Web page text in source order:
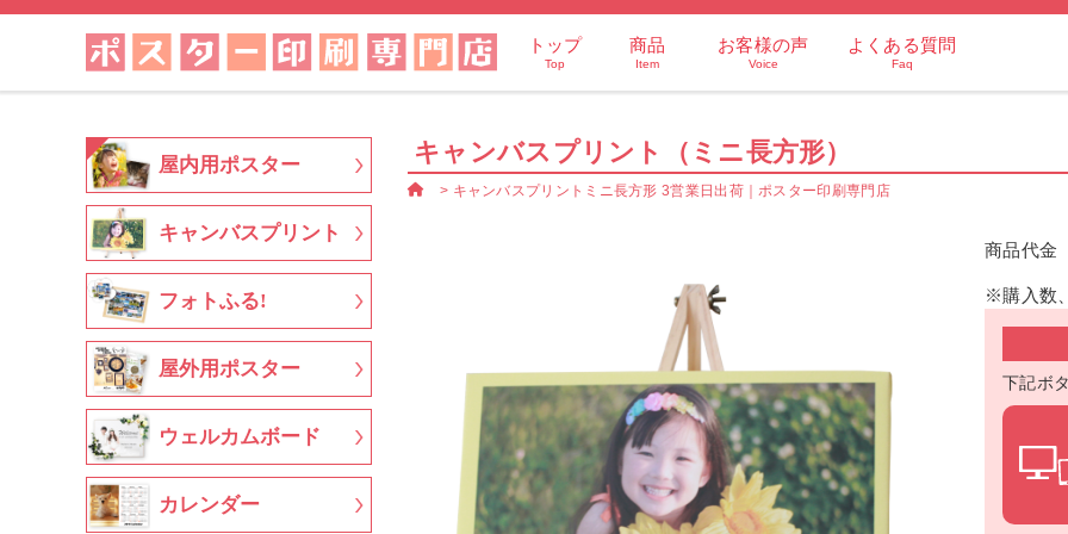
トップ
Top
商品
Item
お客様の声
Voice
よくある質問
Faq
キャンバスプリント（ミニ長方形）
> キャンバスプリントミニ長方形 3営業日出荷｜ポスター印刷専門店
商品代金
※購入数
下記ボ
屋内用ポスター
キャンバスプリント
フォトふる!
屋外用ポスター
ウェルカムボード
カレンダー